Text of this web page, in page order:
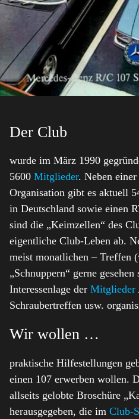
Der Club
wurde im März 1990
5600 Mitglieder. Neben
Organisation gibt es aktuell
in Deutschland sowie einen
sind die „Keimzellen“ des
eigentliche Club-Leben ab.
meist monatlichen – Treffen
„Schnuppern“ gerne
Interessenlage der Mitglieder
Schraubertreffen usw.
Wir wollen …
praktische Hilfestellungen
einen 107 erwerben wollen.
allseits gelobte Broschüre
herausgegeben, die im Club-